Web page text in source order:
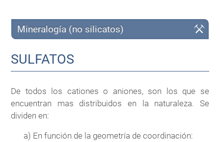
Mineralogía (no silicatos)
SULFATOS
De todos los cationes o aniones, son los que se
encuentran mas distribuidos en la naturaleza. Se
dividen en:
a) En función de la geometría de coordinación: